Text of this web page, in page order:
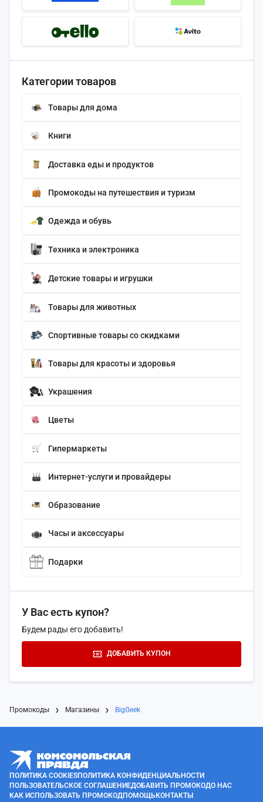
Категории товаров
Товары для дома
Книги
Доставка еды и продуктов
Промокоды на путешествия и туризм
Одежда и обувь
Техника и электроника
Детские товары и игрушки
Товары для животных
Спортивные товары со скидками
Товары для красоты и здоровья
Украшения
Цветы
Гипермаркеты
Интернет-услуги и провайдеры
Образование
Часы и аксессуары
Подарки
У Вас есть купон?
Будем рады его добавить!
ДОБАВИТЬ КУПОН
Промокоды Магазины BigGeek
ПОЛИТИКА COOKIESПОЛИТИКА КОНФИДЕНЦИАЛЬНОСТИ
ПОЛЬЗОВАТЕЛЬСКОЕ СОГЛАШЕНИЕДОБАВИТЬ ПРОМОКОДО НАС
КАК ИСПОЛЬЗОВАТЬ ПРОМОКОДПОМОЩЬ КОНТАКТЫ